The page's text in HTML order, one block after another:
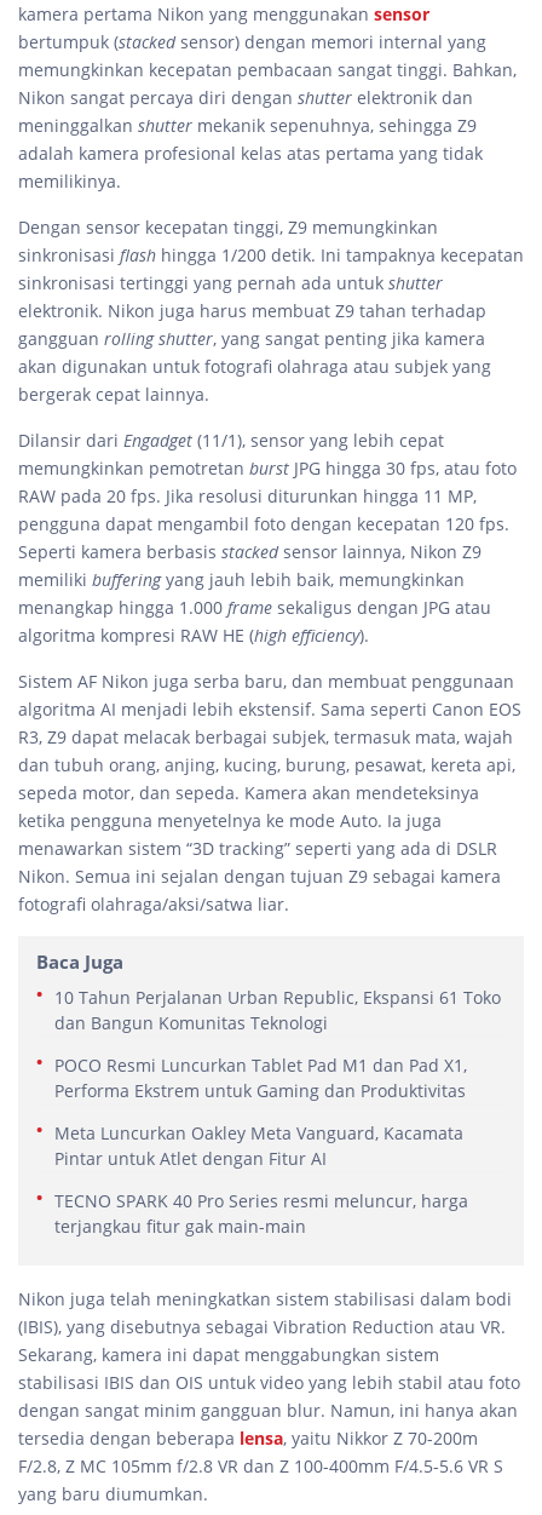
kamera pertama Nikon yang menggunakan sensor
bertumpuk (stackedsensor) dengan memori internal yang
memungkinkan kecepatan pembacaan sangat tinggi. Bahkan,
Nikon sangat percaya diri dengan shutter elektronik dan
meninggalkan shutter mekanik sepenuhnya, sehingga Z9
adalah kamera profesional kelas atas pertama yang tidak
memilikinya.
Dengan sensor kecepatan tinggi, Z9 memungkinkan
sinkronisasi flash hingga 1/200 detik. Ini tampaknya kecepatan
sinkronisasi tertinggi yang pernah ada untuk shutter
elektronik. Nikon juga harus membuat Z9 tahan terhadap
gangguan rolling shutter, yang sangat penting jika kamera
akan digunakan untuk fotografi olahraga atau subjek yang
bergerak cepat lainnya.
Dilansir dari Engadget (11/1), sensor yang lebih cepat
memungkinkan pemotretan burst JPG hingga 30 fps, atau foto
RAW pada 20 fps. Jika resolusi diturunkan hingga 11 MP,
pengguna dapat mengambil foto dengan kecepatan 120 fps.
Seperti kamera berbasis stackedsensor lainnya, Nikon Z9
memiliki bufferingyang jauh lebih baik, memungkinkan
menangkap hingga 1.000 frame sekaligus dengan JPG atau
algoritma kompresi RAW HE (high efficiency).
Sistem AF Nikon juga serba baru, dan membuat penggunaan
algoritma AI menjadi lebih ekstensif. Sama seperti Canon EOS
R3, Z9 dapat melacak berbagai subjek, termasuk mata, wajah
dan tubuh orang, anjing, kucing, burung, pesawat, kereta api,
sepeda motor, dan sepeda. Kamera akan mendeteksinya
ketika pengguna menyetelnya ke mode Auto. Ia juga
menawarkan sistem “3D tracking” seperti yang ada di DSLR
Nikon. Semua ini sejalan dengan tujuan Z9 sebagai kamera
fotografi olahraga/aksi/satwa liar.
Baca Juga
10 Tahun Perjalanan Urban Republic, Ekspansi 61 Toko
dan Bangun Komunitas Teknologi
POCO Resmi Luncurkan Tablet Pad M1 dan Pad X1,
Performa Ekstrem untuk Gaming dan Produktivitas
Meta Luncurkan Oakley Meta Vanguard, Kacamata
Pintar untuk Atlet dengan Fitur AI
TECNO SPARK 40 Pro Series resmi meluncur, harga
terjangkau fitur gak main-main
Nikon juga telah meningkatkan sistem stabilisasi dalam bodi
(IBIS), yang disebutnya sebagai Vibration Reduction atau VR.
Sekarang, kamera ini dapat menggabungkan sistem
stabilisasi IBIS dan OIS untuk video yang lebih stabil atau foto
dengan sangat minim gangguan blur. Namun, ini hanya akan
tersedia dengan beberapa lensa, yaitu Nikkor Z 70-200m
F/2.8, Z MC 105mm f/2.8 VR dan Z 100-400mm F/4.5-5.6 VR S
yang baru diumumkan.